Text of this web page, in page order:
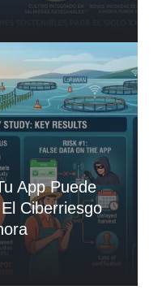
App Puede
Ciberriesgo